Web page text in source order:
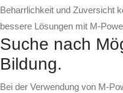
Beharrlichkeit und Zuversicht
bessere Lösungen mit M-
Suche nach
Bildung.
Bei der Verwendung von M-